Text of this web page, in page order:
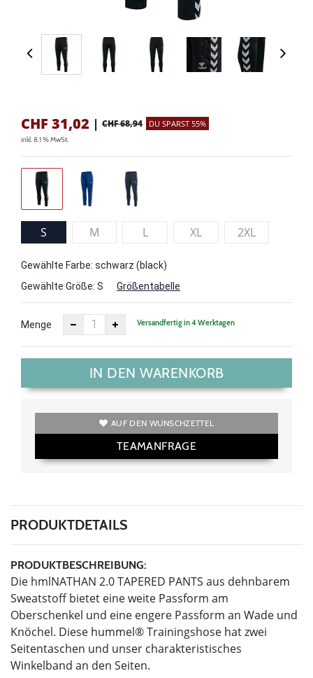
CHF 31,02 | CHF 68,94 DU SPARST 55%
inkl. 8.1 % MwSt.
S M L XL 2XL
Gewählte Farbe: schwarz (black)
Gewählte Größe: S Größentabelle
Menge Versandfertig in 4 Werktagen
IN DEN WARENKORB
AUF DEN WUNSCHZETTEL
TEAMANFRAGE
PRODUKTDETAILS
PRODUKTBESCHREIBUNG:
Die hmlNATHAN 2.0 TAPERED PANTS aus dehnbarem
Sweatstoff bietet eine weite Passform am
Oberschenkel und eine engere Passform an Wade und
Knöchel. Diese hummel® Trainingshose hat zwei
Seitentaschen und unser charakteristisches
Winkelband an den Seiten.